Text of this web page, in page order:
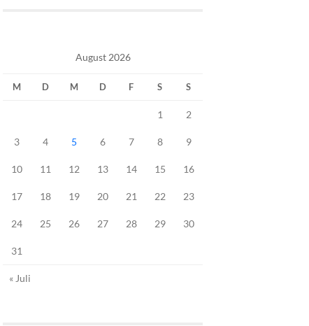
August 2026
M D M D F S S
1 2
3 4 5 6 7 8 9
10 11 12 13 14 15 16
17 18 19 20 21 22 23
24 25 26 27 28 29 30
31
« Juli